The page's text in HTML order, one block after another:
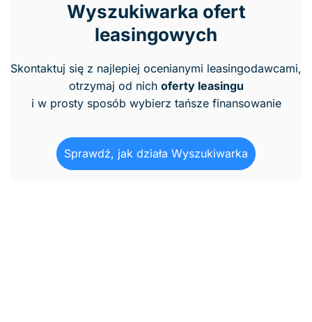
Wyszukiwarka ofert
leasingowych
Skontaktuj się z najlepiej ocenianymi leasingodawcami,
otrzymaj od nich oferty leasingu
i w prosty sposób wybierz tańsze finansowanie
Sprawdź, jak działa Wyszukiwarka